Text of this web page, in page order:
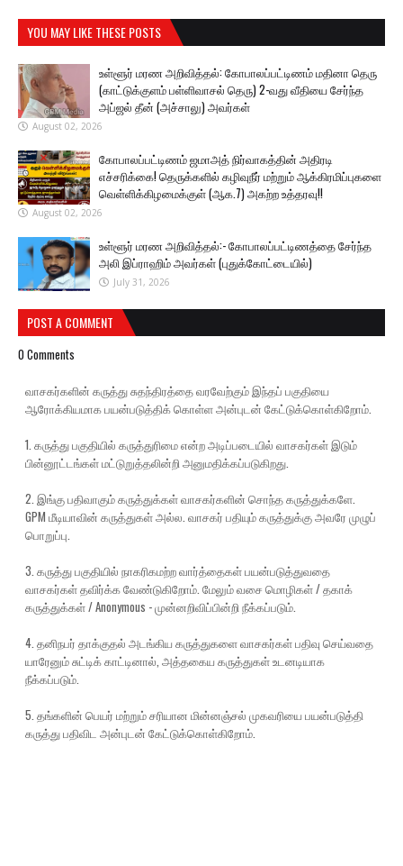
YOU MAY LIKE THESE POSTS
உள்ளூர் மரண அறிவித்தல்: கோபாலப்பட்டிணம் மதினா தெரு
(காட்டுக்குளம் பள்ளிவாசல் தெரு) 2-வது வீதியை சேர்ந்த
அப்ஜல் தீன் (அச்சாலு) அவர்கள்
August 02, 2026
கோபாலப்பட்டிணம் ஜமாஅத் நிர்வாகத்தின் அதிரடி
எச்சரிக்கை! தெருக்களில் கழிவுநீர் மற்றும் ஆக்கிரமிப்புகளை
வெள்ளிக்கிழமைக்குள் (ஆக.7) அகற்ற உத்தரவு!!
August 02, 2026
உள்ளூர் மரண அறிவித்தல்:- கோபாலப்பட்டிணத்தை சேர்ந்த
அலி இப்ராஹிம் அவர்கள் (புதுக்கோட்டையில்)
July 31, 2026
POST A COMMENT
0 Comments
வாசகர்களின் கருத்து சுதந்திரத்தை வரவேற்கும் இந்தப் பகுதியை
ஆரோக்கியமாக பயன்படுத்திக் கொள்ள அன்புடன் கேட்டுக்கொள்கிறோம்.
1. கருத்து பகுதியில் கருத்துரிமை என்ற அடிப்படையில் வாசகர்கள் இடும்
பின்னூட்டங்கள் மட்டுறுத்தலின்றி அனுமதிக்கப்படுகிறது.
2. இங்கு பதிவாகும் கருத்துக்கள் வாசகர்களின் சொந்த கருத்துக்களே.
GPM மீடியாவின் கருத்துகள் அல்ல. வாசகர் பதியும் கருத்துக்கு அவரே முழுப்
பொறுப்பு.
3. கருத்து பகுதியில் நாகரிகமற்ற வார்த்தைகள் பயன்படுத்துவதை
வாசகர்கள் தவிர்க்க வேண்டுகிறோம். மேலும் வசை மொழிகள் / தகாக்
கருத்துக்கள் / Anonymous - முன்னறிவிப்பின்றி நீக்கப்படும்.
4. தனிநபர் தாக்குதல் அடங்கிய கருத்துகளை வாசகர்கள் பதிவு செய்வதை
யாரேனும் சுட்டிக் காட்டினால், அத்தகைய கருத்துகள் உடனடியாக
நீக்கப்படும்.
5. தங்களின் பெயர் மற்றும் சரியான மின்னஞ்சல் முகவரியை பயன்படுத்தி
கருத்து பதிவிட அன்புடன் கேட்டுக்கொள்கிறோம்.